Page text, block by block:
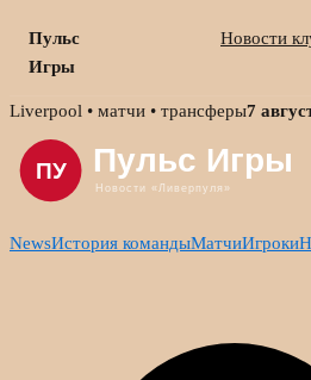
Пульс
Игры
Новости
Skip
content
Liverpool • матчи • трансферы7
NewsИстория командыМатчиИгроки